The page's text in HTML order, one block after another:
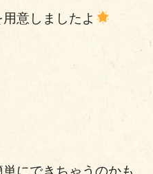
意しましたよ
にできちゃうのかも